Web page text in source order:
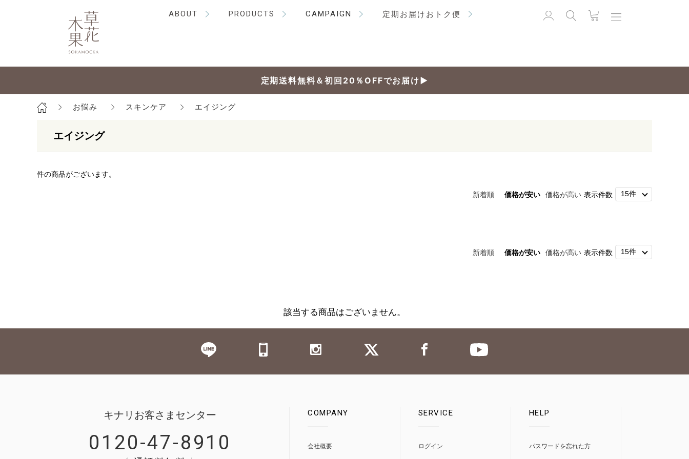
ABOUT PRODUCTS CAMPAIGN 定期お届けおトク便
定期送料無料＆初回20％OFFでお届け▶
お悩み スキンケア エイジング
エイジング
件の商品がございます。
新着順 価格が安い 価格が高い 表示件数
新着順 価格が安い 価格が高い 表示件数
該当する商品はございません。
キナリお客さまセンター
0120-47-8910
COMPANY
会社概要
SERVICE
ログイン
HELP
パスワードを忘れた方